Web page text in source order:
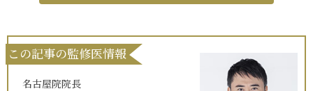
この記事の監修医情報
名古屋院院長